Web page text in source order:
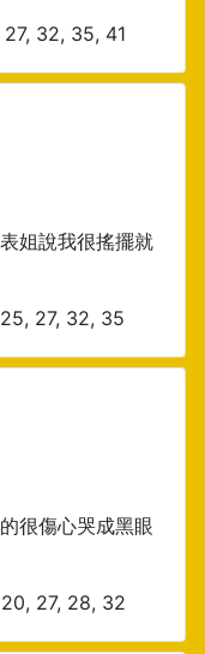
32, 35, 41
姐說我很搖擺就
27, 32, 35
很傷心哭成黑眼
27, 28, 32